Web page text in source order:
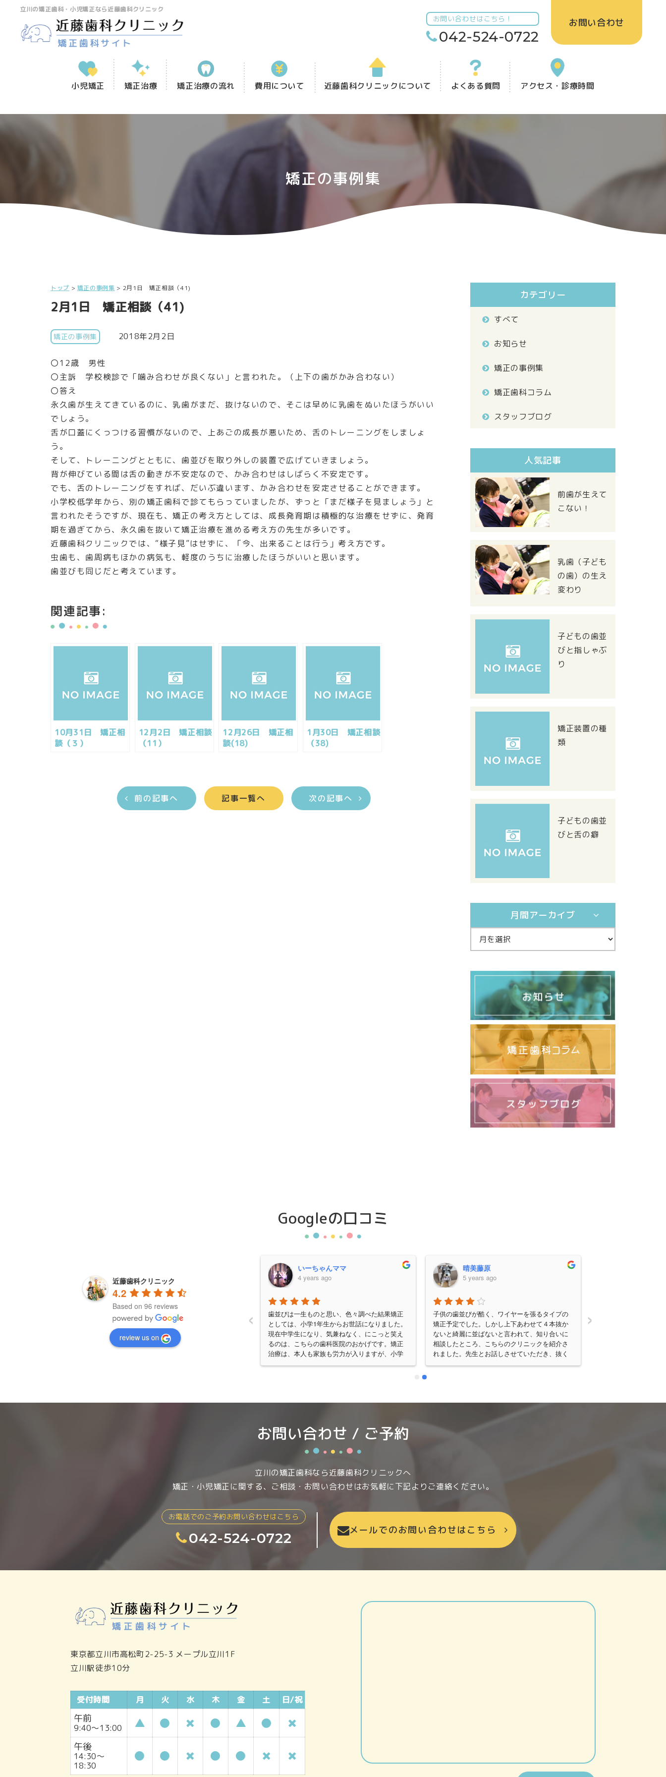
立川の矯正歯科・小児矯正なら近藤歯科クリニック
お問い合わせはこちら！
042-524-0722
お問い合わせ
小児矯正 矯正治療 矯正治療の流れ 費用について 近藤歯科クリニックについて よくある質問 アクセス・診療時間
矯正の事例集
トップ > 矯正の事例集 > 2月1日 矯正相談（41)
2月1日 矯正相談（41)
矯正の事例集 2018年2月2日
〇12歳 男性
〇主訴 学校検診で「噛み合わせが良くない」と言われた。（上下の歯がかみ合わない）
〇答え
永久歯が生えてきているのに、乳歯がまだ、抜けないので、そこは早めに乳歯をぬいたほうがいい
でしょう。
舌が口蓋にくっつける習慣がないので、上あごの成長が悪いため、舌のトレーニングをしましょ
う。
そして、トレーニングとともに、歯並びを取り外しの装置で広げていきましょう。
背が伸びている間は舌の動きが不安定なので、かみ合わせはしばらく不安定です。
でも、舌のトレーニングをすれば、だいぶ違います、かみ合わせを安定させることができます。
小学校低学年から、別の矯正歯科で診てもらっていましたが、ずっと「まだ様子を見ましょう」と
言われたそうですが、現在も、矯正の考え方としては、成長発育期は積極的な治療をせずに、発育
期を過ぎてから、永久歯を抜いて矯正治療を進める考え方の先生が多いです。
近藤歯科クリニックでは、“様子見”はせずに、「今、出来ることは行う」考え方です。
虫歯も、歯周病もほかの病気も、軽度のうちに治療したほうがいいと思います。
歯並びも同じだと考えています。
関連記事:
10月31日 矯正相
談（３）
12月2日 矯正相談
（11）
12月26日 矯正相
談(18)
1月30日 矯正相談
（38)
前の記事へ 記事一覧へ 次の記事へ
カテゴリー
すべて
お知らせ
矯正の事例集
矯正歯科コラム
スタッフブログ
人気記事
前歯が生えて
こない！
乳歯（子ども
の歯）の生え
変わり
子どもの歯並
びと指しゃぶ
り
矯正装置の種
類
子どもの歯並
びと舌の癖
月間アーカイブ
Googleの口コミ
近藤歯科クリニック
4.2
Based on 96 reviews
review us on
4 years ago
子供の矯正と私も虫歯で通いました。先生の説
明はわかり易くハキハキした方で気さくな感じ
が私にはあってますが、ダラダラと話し込みた
いタイプの患者さんには不満なのかもしれませ
は飛び回って診察していますが、歯科助手の方
てみるといいと思います。
いーちゃんママ
4 years ago
歯並びは一生ものと思い、色々調べた結果矯正
としては、小学1年生からお世話になりました。
現在中学生になり、気兼ねなく、にこっと笑え
るのは、こちらの歯科医院のおかげです。矯正
治療は、本人も家族も労力が入りますが、小学
生の時に通って良かったっ思います。(中学に入
思えば、きっと大丈夫。歯医者さんに連れて行
た。
晴美藤原
5 years ago
子供の歯並びが酷く、ワイヤーを張るタイプの
矯正予定でした。しかし上下あわせて４本抜か
ないと綺麗に並ばないと言われて、知り合いに
相談したところ、こちらのクリニックを紹介さ
れました。先生とお話しさせていただき、抜く
ことなく、痛くなく治せると説明頂き通うこと
確かです。料金は一括払いではないのも良かっ
‹ ›
お問い合わせ / ご予約
立川の矯正歯科なら近藤歯科クリニックへ
矯正・小児矯正に関する、ご相談・お問い合わせはお気軽に下記よりご連絡ください。
お電話でのご予約お問い合わせはこちら
042-524-0722 メールでのお問い合わせはこちら
東京都立川市高松町2-25-3 メープル立川1F
立川駅徒歩10分
受付時間 月 火 水 木 金 土 日/祝
午前
9:40～13:00 ▲ ▲
午後
14:30～
18:30